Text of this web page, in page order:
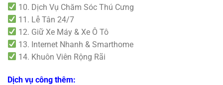
10. Dịch Vụ Chăm Sóc Thú Cưng
11. Lễ Tân 24/7
12. Giữ Xe Máy & Xe Ô Tô
13. Internet Nhanh & Smarthome
14. Khuôn Viên Rộng Rãi
Dịch vụ công thêm: